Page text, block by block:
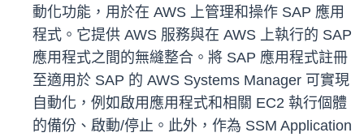
動化功能，用於在 AWS 上管理和操作 SAP 應用
程式。它提供 AWS 服務與在 AWS 上執行的 SAP
應用程式之間的無縫整合。將 SAP 應用程式註冊
至適用於 SAP 的 AWS Systems Manager 可實現
自動化，例如啟用應用程式和相關 EC2 執行個體
的備份、啟動/停止。此外，作為 SSM Application